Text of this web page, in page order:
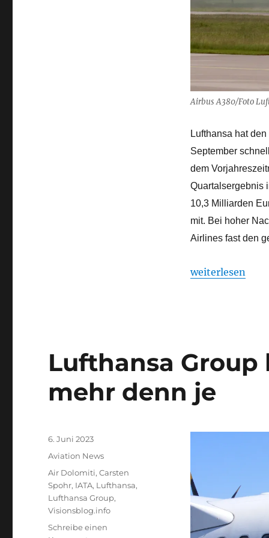
Airbus A380/Foto
Lufthansa hat
September
dem
Quartalsergebnis
10,3 Milliarden
mit. Bei hoher
Airlines fast den
weiterlesen
Lufthansa
mehr denn je
Veröffentlicht
am
6. Juni 2023
Kategorien
Aviation News
Schlagwörter
Air Dolomiti,Carsten
Spohr, IATA, Lufthansa,
Lufthansa Group,
Visionsblog.info
Schreibe einen